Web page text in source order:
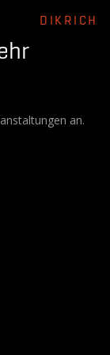
DIKRICH
an.